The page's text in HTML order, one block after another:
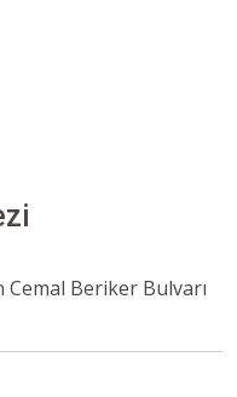
Cemal Beriker Bulvarı